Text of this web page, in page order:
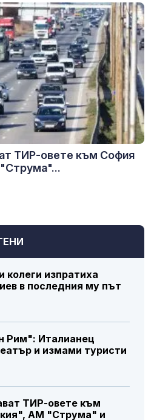
колеги изпратиха
в последния му път
Рим": Италианец
и измами туристи
ТИР-овете към
АМ "Струма" и
ТИР-овете към София